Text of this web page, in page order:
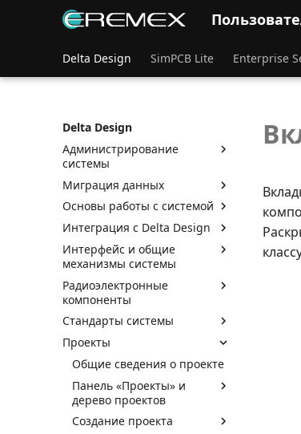
Delta Design SimPCB Lite Enterprise
Delta Design
Администрирование
системы
Миграция данных
Основы работы с системой
Интеграция с Delta Design
Интерфейс и общие
механизмы системы
Радиоэлектронные
компоненты
Стандарты системы
Проекты
Общие сведения о проекте
Панель «Проекты» и
дерево проектов
Создание проекта